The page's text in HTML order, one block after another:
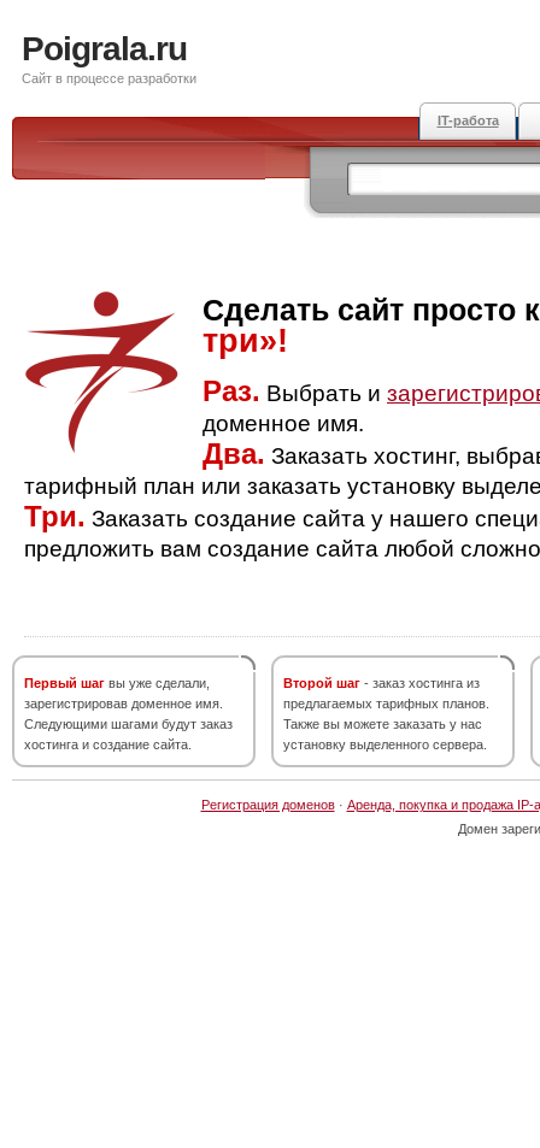
Poigrala.ru
Сайт в процессе разработки
IT-работа
Сделать сайт просто
три»!
Раз. Выбрать и
доменное имя.
Два. Заказать хостинг,
тарифный план или заказать установку
Три. Заказать создание сайта у нашего
предложить вам создание сайта любой
Первый шаг вы уже сделали,
зарегистрировав доменное имя.
Следующими шагами будут заказ
хостинга и создание сайта.
Второй шаг - заказ хостинга из
предлагаемых тарифных планов.
Также вы можете заказать у нас
установку выделенного сервера.
Регистрация доменов· Аренда, покупка и продажа IP-
Домен